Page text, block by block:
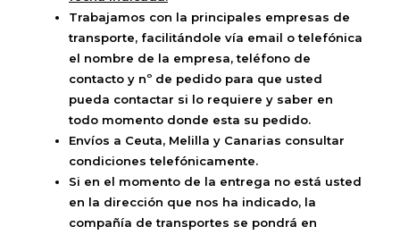
Trabajamos con la principales empresas de
transporte, facilitándole vía email o telefónica
el nombre de la empresa, teléfono de
contacto y nº de pedido para que usted
pueda contactar si lo requiere y saber en
todo momento donde esta su pedido.
Envíos a Ceuta, Melilla y Canarias consultar
condiciones telefónicamente.
Si en el momento de la entrega no está usted
en la dirección que nos ha indicado, la
compañía de transportes se pondrá en